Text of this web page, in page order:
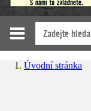
Úvodní stránka